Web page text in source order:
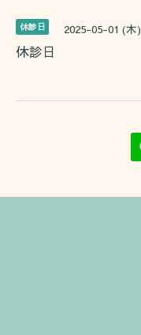
休診日 2025-05-01 (木)
休診日